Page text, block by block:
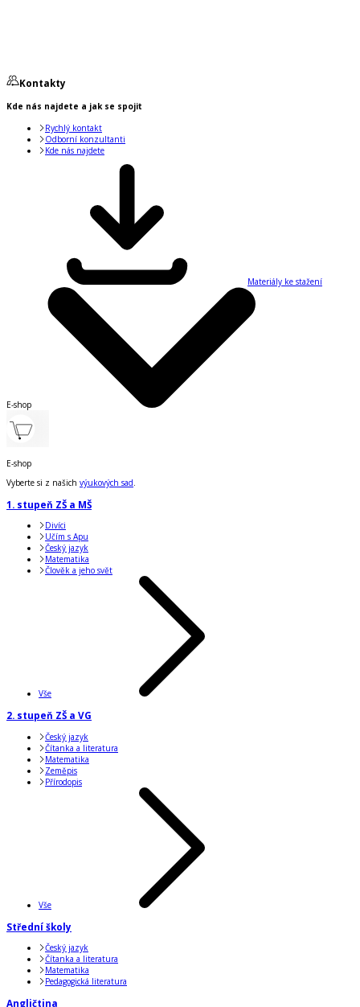
Kontakty
Kde nás najdete a jak se spojit
Rychlý kontakt
Odborní konzultanti
Kde nás najdete
Materiály ke stažení
E-shop
E-shop
Vyberte si z našich výukových sad.
1. stupeň ZŠ a MŠ
Divíci
Učím s Apu
Český jazyk
Matematika
Člověk a jeho svět
Vše
2. stupeň ZŠ a VG
Český jazyk
Čítanka a literatura
Matematika
Zeměpis
Přírodopis
Vše
Střední školy
Český jazyk
Čítanka a literatura
Matematika
Pedagogická literatura
Angličtina